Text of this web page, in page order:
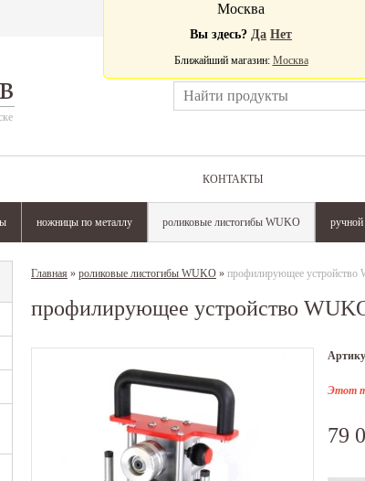
КОНТАКТЫ
ножницы по металлу роликовые листогибы WUKO ручной
Москва
Вы здесь? Да Нет
Ближайший магазин: Москва
Главная » роликовые листогибы WUKO » профилирующее
профилирующее устройство
Этот
79